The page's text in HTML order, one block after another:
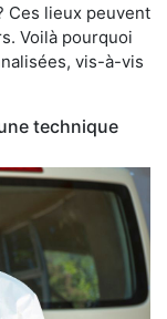
Ces lieux peuvent
Voilà pourquoi
vis-à-vis
technique